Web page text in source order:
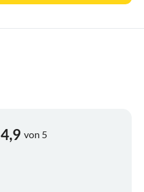
4,9 von 5